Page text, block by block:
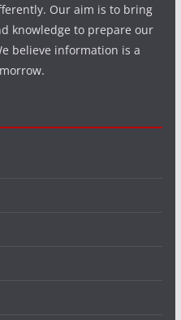
Our aim is to bring
knowledge to prepare our
believe information is a